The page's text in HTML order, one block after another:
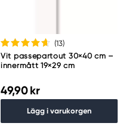
(13)
Vit passepartout 30×40 cm –
innermått 19×29 cm
49,90 kr
Lägg i varukorgen